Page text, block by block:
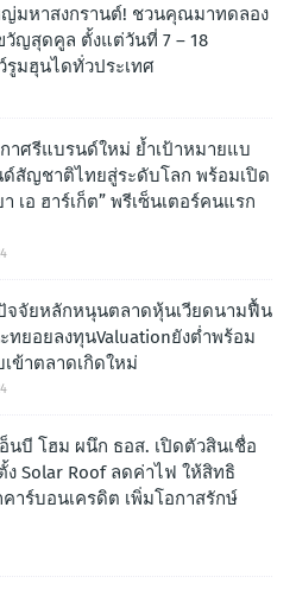
ญ่มหาสงกรานต์! ชวนคุณมาทดลอง
ญสุดคูล ตั้งแต่วันที่ 7 – 18
รูมฮุนไดทั่วประเทศ
าศรีแบรนด์ใหม่ ย้ำเป้าหมายแบ
สัญชาติไทยสู่ระดับโลก พร้อมเปิด
เอ ฮาร์เก็ต” พรีเซ็นเตอร์คนแรก
ปัจจัยหลักหนุนตลาดหุ้นเวียดนามฟื้น
ทยอยลงทุนValuationยังต่ำพร้อม
ข้าตลาดเกิดใหม่
นบี โฮม ผนึก ธอส. เปิดตัวสินเชื่อ
Solar Roof ลดค่าไฟ ให้สิทธิ
าร์บอนเครดิต เพิ่มโอกาสรักษ์